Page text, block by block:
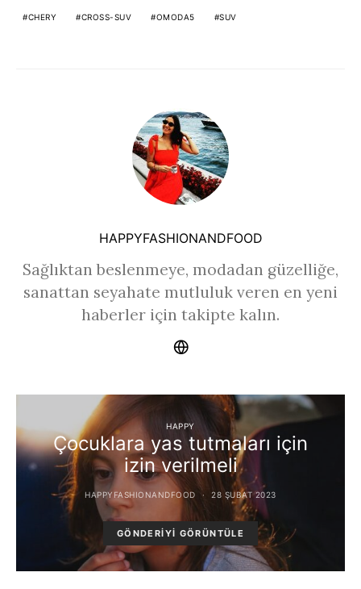
CHERY CROSS-SUV OMODA5 SUV
HAPPYFASHIONANDFOOD
Sağlıktan beslenmeye, modadan güzelliğe,
sanattan seyahate mutluluk veren en yeni
haberler için takipte kalın.
HAPPY
Çocuklara yas tutmaları için
izin verilmeli
HAPPYFASHIONANDFOOD 28 ŞUBAT 2023
GÖNDERIYI GÖRÜNTÜLE